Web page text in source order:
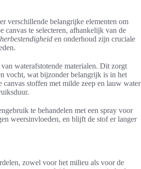
verschillende belangrijke elementen om
canvas te selecteren, afhankelijk van de
en onderhoud zijn cruciale
waterafstotende materialen. Dit zorgt
vocht, wat bijzonder belangrijk is in het
stoffen met milde zeep en lauw water
te behandelen met een spray voor
weersinvloeden, en blijft de stof er langer
zowel voor het milieu als voor de